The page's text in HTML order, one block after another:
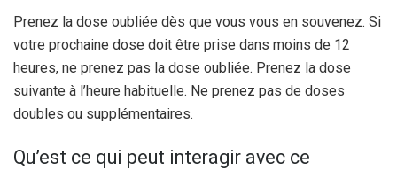
Prenez la dose oubliée dès que vous vous en souvenez. Si
votre prochaine dose doit être prise dans moins de 12
heures, ne prenez pas la dose oubliée. Prenez la dose
suivante à l’heure habituelle. Ne prenez pas de doses
doubles ou supplémentaires.
Qu’est ce qui peut interagir avec ce